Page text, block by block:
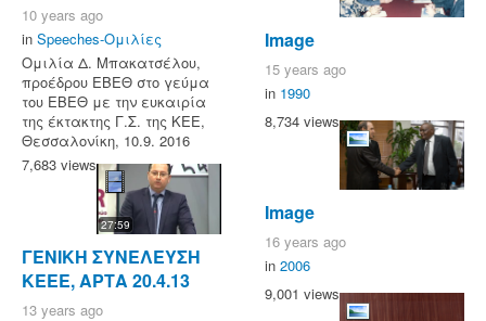
10 years ago
in Speeches-Ομιλίες
Ομιλία Δ. Μπακατσέλου,
προέδρου ΕΒΕΘ στο γεύμα
του ΕΒΕΘ με την ευκαιρία
της έκτακτης Γ.Σ. της ΚΕΕ,
Θεσσαλονίκη, 10.9. 2016
7,683 views
27:59
ΓΕΝΙΚΗ ΣΥΝΕΛΕΥΣΗ
ΚΕΕΕ, ΑΡΤΑ 20.4.13
13 years ago
Image
15 years ago
in 1990
8,734 views
Image
16 years ago
in 2006
9,001 views